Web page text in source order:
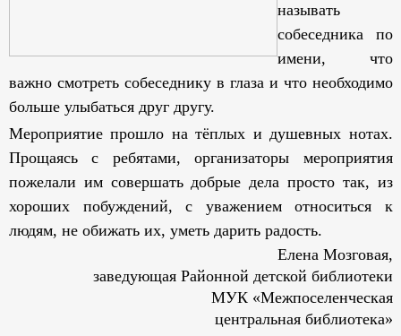
называть
собеседника по
имени, что
важно смотреть собеседнику в глаза и что необходимо
больше улыбаться друг другу.
Мероприятие прошло на тёплых и душевных нотах.
Прощаясь с ребятами, организаторы мероприятия
пожелали им совершать добрые дела просто так, из
хороших побуждений, с уважением относиться к
людям, не обижать их, уметь дарить радость.
Елена Мозговая,
заведующая Районной детской библиотеки
МУК «Межпоселенческая
центральная библиотека»